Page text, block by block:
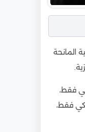
المانحة
الأولى قيمتها 1500 دولار أمريكي فقط،
فقط، ولبرامج الهندسة 5500 دولار أمريكي فقط،